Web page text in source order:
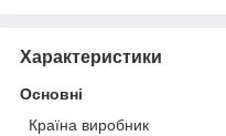
Характеристики
Основні
Країна виробник